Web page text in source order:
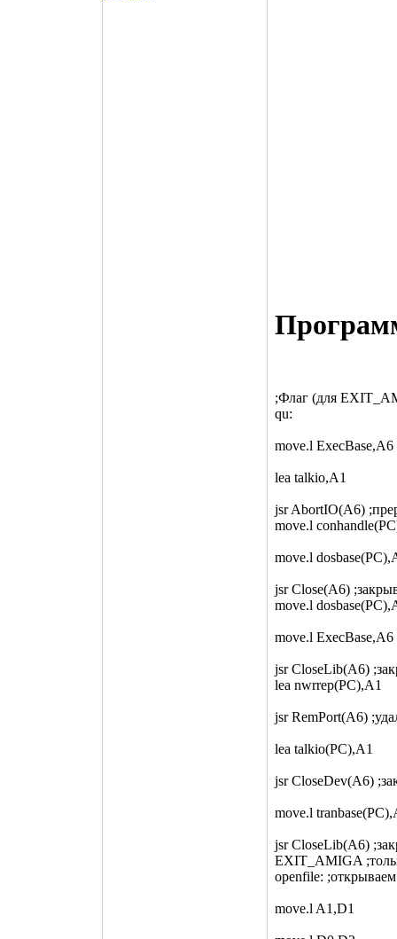
;Флаг (для
qu:
move.l ExecBase,A6
lea talkio,A1
jsr AbortIO(A6)
move.l
move.l
jsr Close(A6)
move.l
move.l ExecBase,A6
jsr CloseLib(A6)
lea nwrrep(PC),A1
jsr RemPort(A6)
lea talkio(PC),A1
jsr CloseDev(A6)
move.l
jsr CloseLib(A6)
EXIT_AMIGA
openfile:
move.l A1,D1